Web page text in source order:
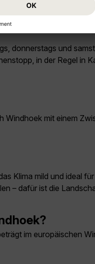
donnerstags und
in der Regel in
mit einem
Klima mild und ideal
– dafür ist die
im europäischen